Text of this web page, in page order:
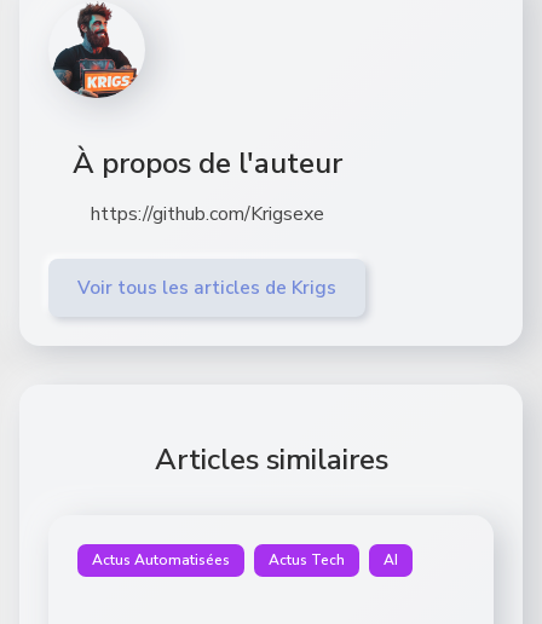
À propos de l'auteur
https://github.com/Krigsexe
Voir tous les articles de Krigs
Articles similaires
Actus Automatisées Actus Tech AI